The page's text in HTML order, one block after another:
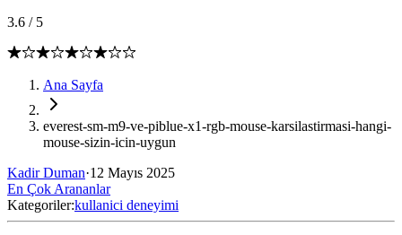
3.6 / 5
Ana Sayfa
everest-sm-m9-ve-piblue-x1-rgb-mouse-karsilastirmasi-hangi-
mouse-sizin-icin-uygun
Kadir Duman·12 Mayıs 2025
En Çok Arananlar
Kategoriler:kullanici deneyimi